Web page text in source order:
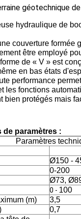
géotechnique
hydraulique de
couverture
être employé
de « V » est
en bas états
performance
les fonctions
bien protégés mais
paramètres :
Paramètres
Ø150 -
0-200
Ø73,
0 - 100
(m)
3,5
0,7